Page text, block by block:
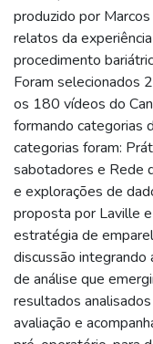
produzido por
relatos da
procedimento
Foram selecionados
os 180 vídeos do
formando categorias
categorias foram:
sabotadores e Rede
e explorações de
proposta por Laville
estratégia de
discussão
de análise que
resultados
avaliação e